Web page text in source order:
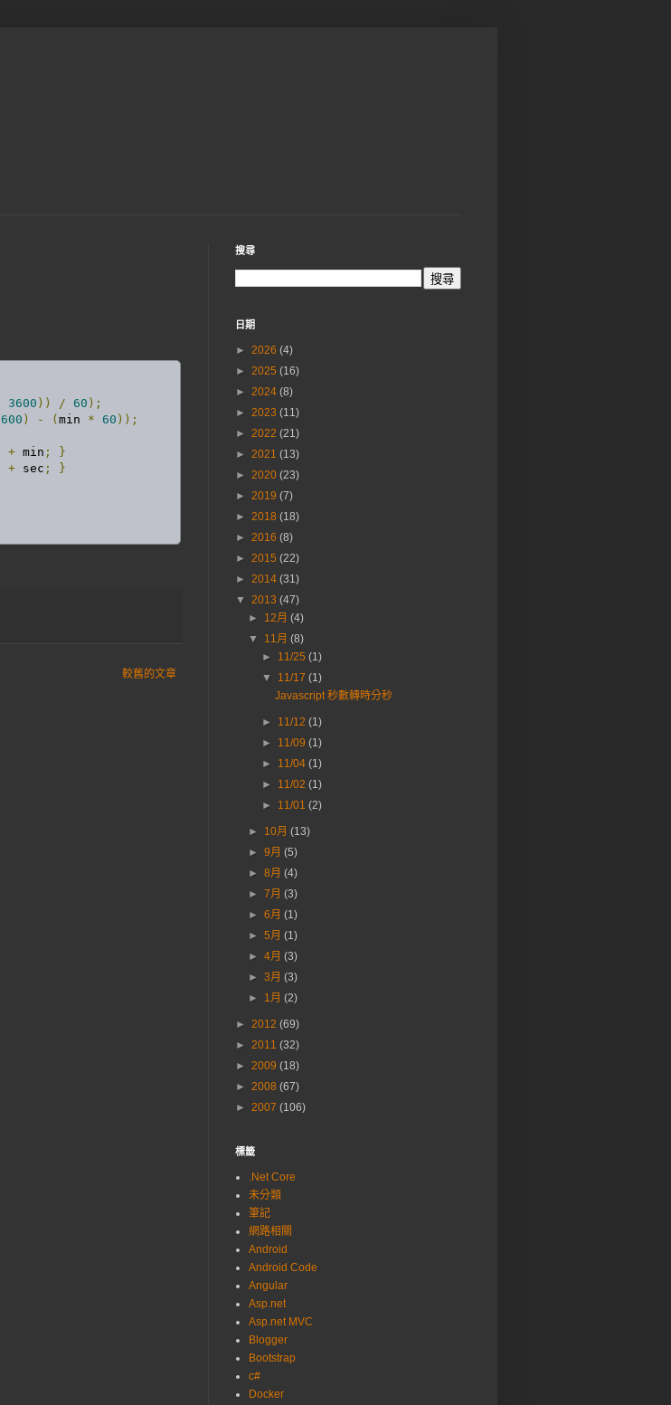
3600 )) / 60 );
) - ( min * 60 ));
+ min ;
}
+ sec ;
}
較舊的文章
搜尋
日期
► 2026 (4)
► 2025 (16)
► 2024 (8)
► 2023 (11)
► 2022 (21)
► 2021 (13)
► 2020 (23)
► 2019 (7)
► 2018 (18)
► 2016 (8)
► 2015 (22)
► 2014 (31)
▼ 2013 (47)
► 12月(4)
▼ 11月(8)
► 11/25 (1)
▼ 11/17 (1)
Javascript 秒數轉時分秒
► 11/12 (1)
► 11/09 (1)
► 11/04 (1)
► 11/02 (1)
► 11/01 (2)
► 10月(13)
►9月(5)
►8月(4)
►7月(3)
►6月(1)
►5月(1)
►4月(3)
►3月(3)
► 1月(2)
► 2012 (69)
► 2011 (32)
► 2009 (18)
► 2008 (67)
► 2007 (106)
標籤
.Net Core
未分類
筆記
網路相關
Android
Android Code
Angular
Asp.net
Asp.net MVC
Blogger
Bootstrap
c#
Docker